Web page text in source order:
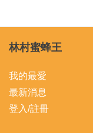
林村蜜蜂王
我的最愛
最新消息
登入/註冊